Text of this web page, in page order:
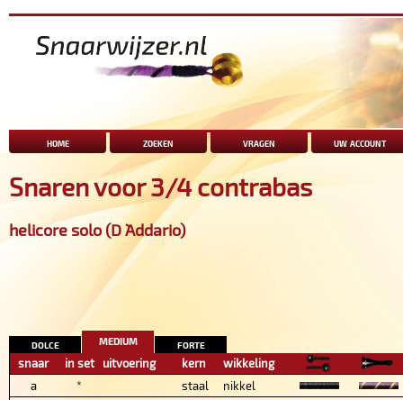
home zoeken vragen uw account
Snaren voor 3/4 contrabas
helicore solo (D `Addario)
dolce medium forte
snaar in set uitvoering kern
wikkeling
a
* staal
nikkel